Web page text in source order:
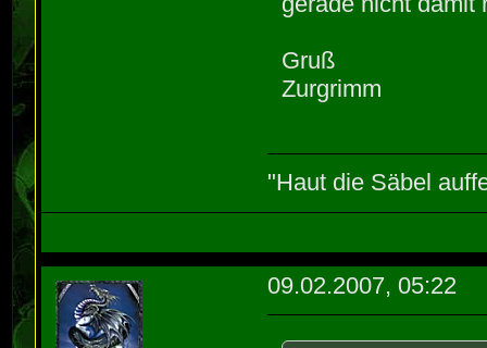
Gruß
Zurgrimm
"Haut die Säbel
09.02.2007, 05:22